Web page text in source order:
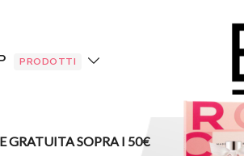
PRODOTTI
La
GRATUITA SOPRA I 50€